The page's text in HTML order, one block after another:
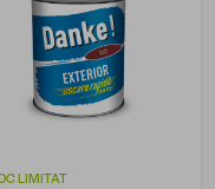
LIMITAT